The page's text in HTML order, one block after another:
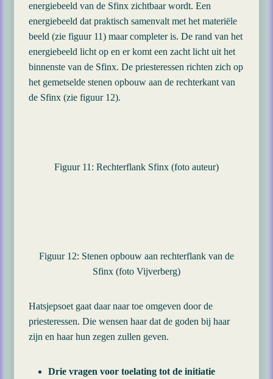
energiebeeld van de Sfinx zichtbaar wordt. Een
energiebeeld dat praktisch samenvalt met het materiële
beeld (zie figuur 11) maar completer is. De rand van het
energiebeeld licht op en er komt een zacht licht uit het
binnenste van de Sfinx. De priesteressen richten zich op
het gemetselde stenen opbouw aan de rechterkant van
de Sfinx (zie figuur 12).
Figuur 11: Rechterflank Sfinx (foto auteur)
Figuur 12: Stenen opbouw aan rechterflank van de
Sfinx (foto Vijverberg)
Hatsjepsoet gaat daar naar toe omgeven door de
priesteressen. Die wensen haar dat de goden bij haar
zijn en haar hun zegen zullen geven.
Drie vragen voor toelating tot de initiatie